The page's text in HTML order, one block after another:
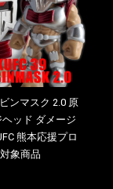
ンマスク 2.0 原
ッド ダメージ
熊本応援プロ
象商品